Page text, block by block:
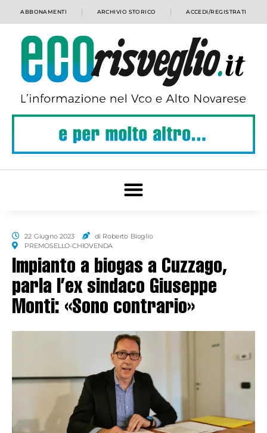
ABBONAMENTI ARCHIVIO STORICO ACCEDI/REGISTRATI
22 Giugno 2023
di Roberto Bioglio
PREMOSELLO-CHIOVENDA
Impianto a biogas a Cuzzago,
parla l’ex sindaco Giuseppe
Monti: «Sono contrario»